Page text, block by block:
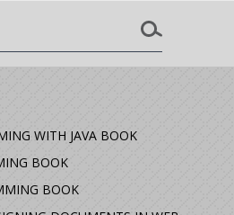
WITH JAVA BOOK
BOOK
BOOK